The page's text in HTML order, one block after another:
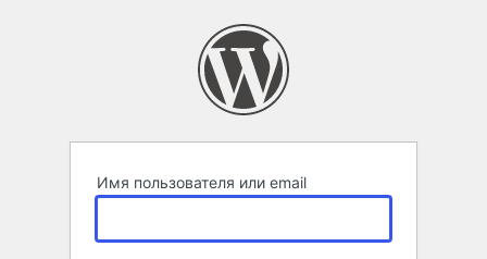
Имя пользователя или email